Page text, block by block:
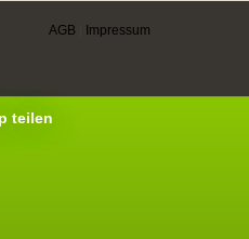
AGB Impressum
teilen